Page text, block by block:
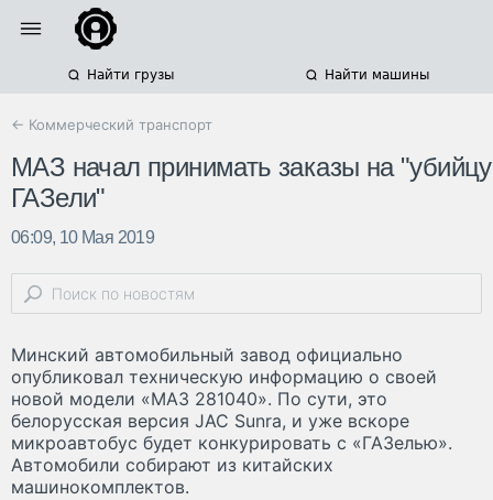
Найти грузы Найти машины
← Коммерческий транспорт
МАЗ начал принимать заказы на "убийцу
ГАЗели"
06:09, 10 Мая 2019
Минский автомобильный завод официально
опубликовал техническую информацию о своей
новой модели «МАЗ 281040». По сути, это
белорусская версия JAC Sunra, и уже вскоре
микроавтобус будет конкурировать с «ГАЗелью».
Автомобили собирают из китайских
машинокомплектов.